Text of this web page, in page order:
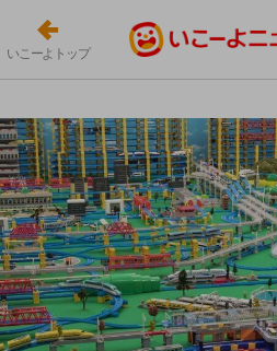
いこーよトップ